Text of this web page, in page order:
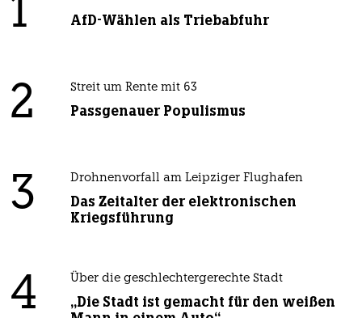
1 AfD-Wählen als Triebabfuhr
2 Streit um Rente mit 63
Passgenauer Populismus
3 Drohnenvorfall am Leipziger Flughafen
Das Zeitalter der elektronischen
Kriegsführung
4 Über die geschlechtergerechte Stadt
„Die Stadt ist gemacht für den weißen